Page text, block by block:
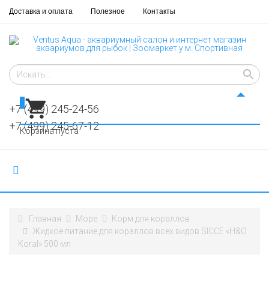
Доставка и оплата Полезное Контакты
+7 (499) 245-24-56
+7 (499) 245-67-12
Корзина пуста
Главная Море
Корм для кораллов
Жидкое питание для кораллов всех видов SICCE «H&O
Koral» 500 мл